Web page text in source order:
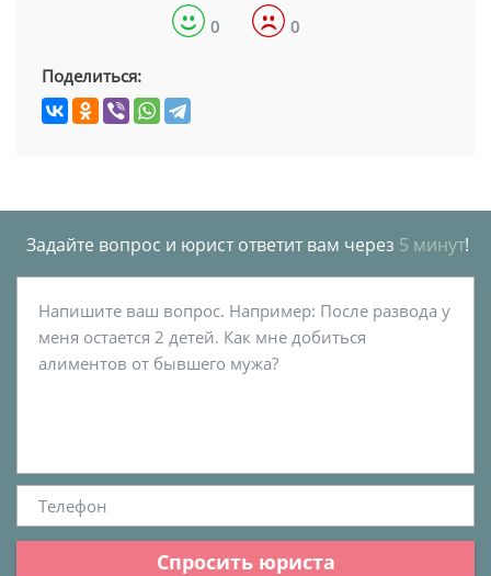
0 0
Поделиться:
Задайте вопрос и юрист ответит вам через 5 минут!
Спросить юриста